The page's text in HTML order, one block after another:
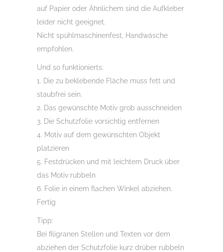
auf Papier oder Ähnlichem sind die Aufkleber
leider nicht geeignet.
Nicht spühlmaschinenfest, Handwäsche
empfohlen.
Und so funktionierts:
1. Die zu beklebende Fläche muss fett und
staubfrei sein.
2. Das gewünschte Motiv grob ausschneiden
3. Die Schutzfolie vorsichtig entfernen
4. Motiv auf dem gewünschten Objekt
platzieren
5. Festdrücken und mit leichtem Druck über
das Motiv rubbeln
6. Folie in einem flachen Winkel abziehen.
Fertig
Tipp:
Bei filigranen Stellen und Texten vor dem
abziehen der Schutzfolie kurz drüber rubbeln